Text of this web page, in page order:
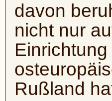
davon
nicht nur
Rußland